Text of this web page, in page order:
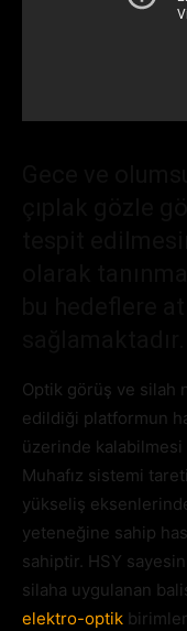
Optik görüş ve silah
edildiği platformun
üzerinde
Muhafız sistemi
yükseliş
yeteneğine sahip
sahiptir. HSY
silaha uygulanan
elektro-optik